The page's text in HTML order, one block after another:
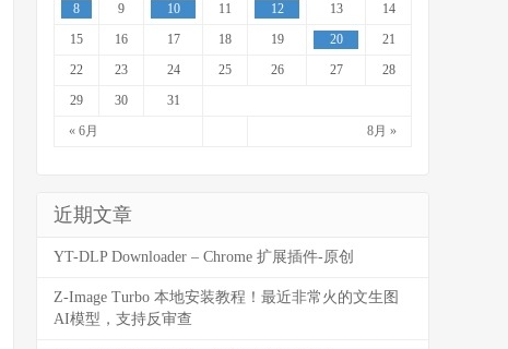
« 6月 8月 »
8
9 10 11 12 13
14
15
16 17 18 19 20
21
22
23 24 25 26 27
28
29
30 31
近期文章
YT-DLP Downloader – Chrome 扩展插件-原创
Z-Image Turbo 本地安装教程！最近非常火的文生图
AI模型，支持反审查